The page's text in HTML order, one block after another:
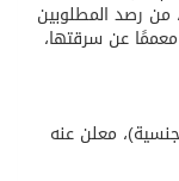
مساء يوم الجمعة 20/10/1438هـ، من رصد المطلوبين
عن سرقتها،
معلن عنه